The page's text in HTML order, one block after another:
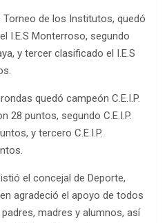
de los Institutos, quedó
I.E.S Monterroso, segundo
y tercer clasificado el I.E.S
quedó campeón C.E.I.P.
28 puntos, segundo C.E.I.P.
y tercero C.E.I.P.
el concejal de Deporte,
agradeció el apoyo de todos
madres y alumnos, así